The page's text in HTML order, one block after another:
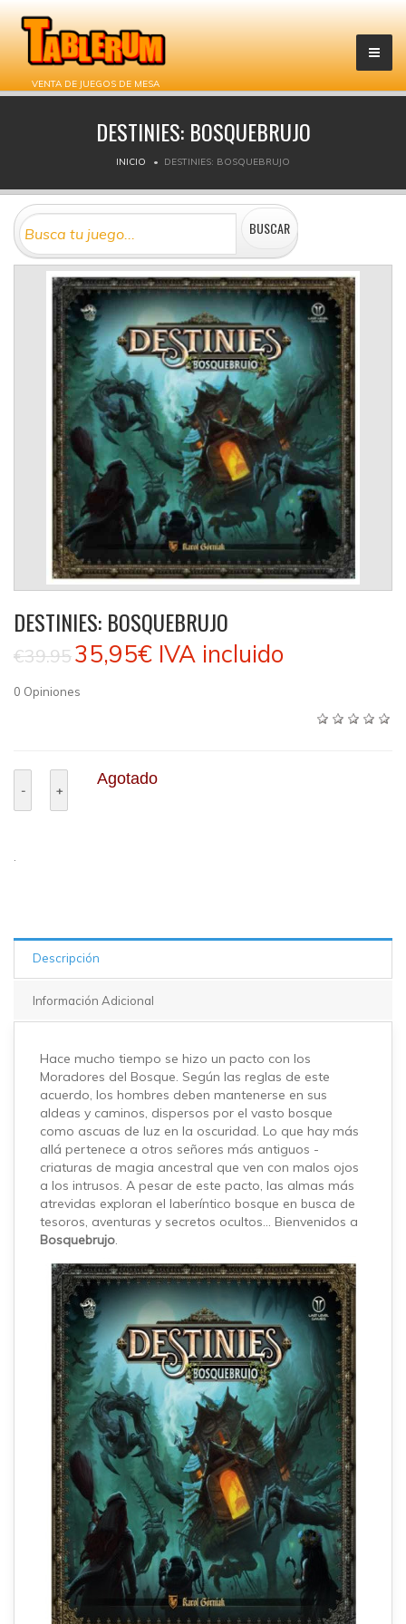
VENTA DE JUEGOS DE MESA
DESTINIES: BOSQUEBRUJO
INICIO DESTINIES: BOSQUEBRUJO
DESTINIES: BOSQUEBRUJO
€39.9535,95€ IVA incluido
0 Opiniones
Agotado
Descripción
Información Adicional
Hace mucho tiempo se hizo un pacto con los
Moradores del Bosque. Según las reglas de este
acuerdo, los hombres deben mantenerse en sus
aldeas y caminos, dispersos por el vasto bosque
como ascuas de luz en la oscuridad. Lo que hay más
allá pertenece a otros señores más antiguos -
criaturas de magia ancestral que ven con malos ojos
a los intrusos. A pesar de este pacto, las almas más
atrevidas exploran el laberíntico bosque en busca de
tesoros, aventuras y secretos ocultos... Bienvenidos a
Bosquebrujo.